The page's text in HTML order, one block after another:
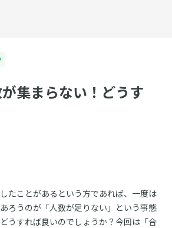
集まらない！どうす
たことがあるという方であれば、一度は
ろうのが「人数が足りない」という事態
うすれば良いのでしょうか？今回は「合